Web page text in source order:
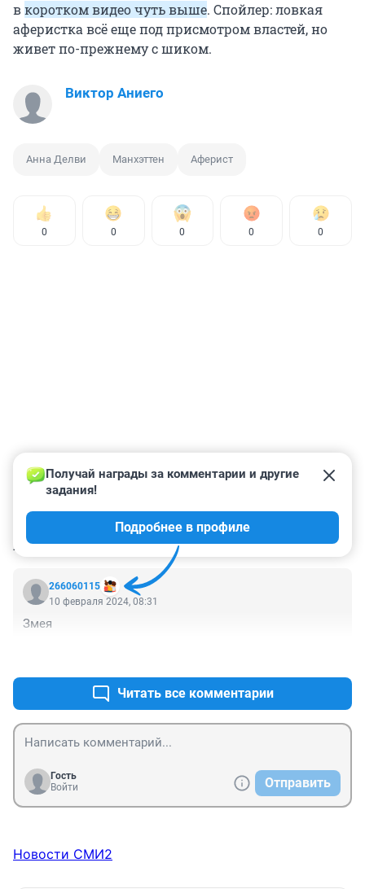
вкоротком видео чуть выше. Спойлер: ловкая
аферистка всё еще под присмотром властей, но
живет по-прежнему с шиком.
Виктор Аниего
Анна Делви Манхэттен Аферист
0 0 0 0 0
КОММЕНТАРИИ 1
266060115
Получай награды за комментарии и другие
задания!
Подробнее в профиле
10 февраля 2024, 08:31
Змея
Читать все комментарии
Гость
Войти
Отправить
Новости СМИ2